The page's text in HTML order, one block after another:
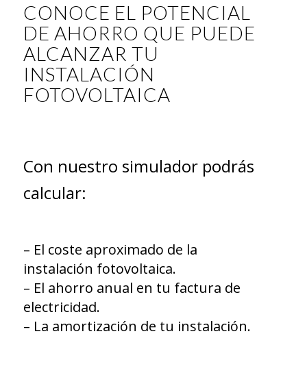
CONOCE EL POTENCIAL
DE AHORRO QUE PUEDE
ALCANZAR TU
INSTALACIÓN
FOTOVOLTAICA
Con nuestro simulador podrás
calcular:
– El coste aproximado de la
instalación fotovoltaica.
– El ahorro anual en tu factura de
electricidad.
– La amortización de tu instalación.